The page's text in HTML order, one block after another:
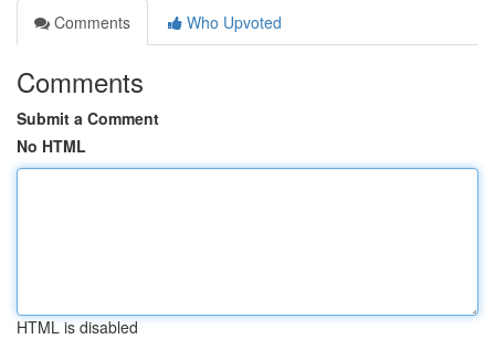
Comments
Who Upvoted
Comments
Submit a Comment
No HTML
HTML is disabled